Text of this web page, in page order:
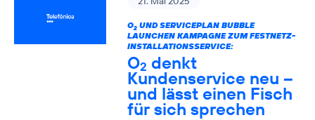
O2UND SERVICEPLAN BUBBLE
LAUNCHEN KAMPAGNE ZUM FESTNETZ-
INSTALLATIONSSERVICE:
O2 denkt
Kundenservice neu –
und lässt einen Fisch
für sich sprechen